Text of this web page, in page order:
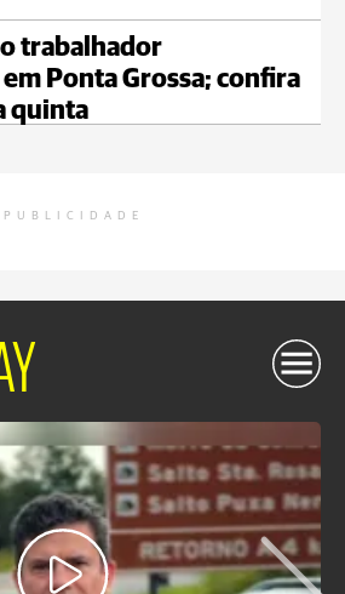
trabalhador
Ponta Grossa; confira
quinta
PUBLICIDADE